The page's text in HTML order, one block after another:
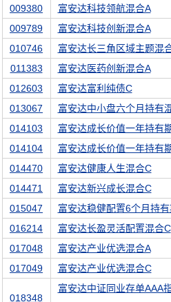
009380
富安达科技领航混合A
009789
富安达科技创新混合A
010746
富安达长三角区域主题混
011383
富安达医药创新混合A
012603
富安达富利纯债C
013067
富安达中小盘六个月持有
014103
富安达成长价值一年持有
014104
富安达成长价值一年持有
014470
富安达健康人生混合C
014471
富安达新兴成长混合C
015047
富安达稳健配置6个月持
016214
富安达长盈灵活配置混合C
017048
富安达产业优选混合A
017049
富安达产业优选混合C
018348
富安达中证同业存单AAA